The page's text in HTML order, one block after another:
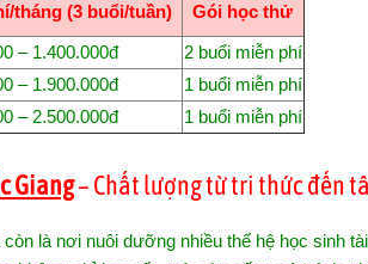
tháng (3 buổi/tuần)
Gói học thử
– 1.400.000đ
2 buổi miễn phí
– 1.900.000đ
1 buổi miễn phí
– 2.500.000đ 1 buổi miễn phí
Giang– Chất lượng từ tri thức đến
là nơi nuôi dưỡng nhiều thế hệ học sinh